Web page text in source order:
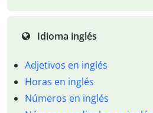
Idioma inglés
Adjetivos en inglés
Horas en inglés
Números en inglés